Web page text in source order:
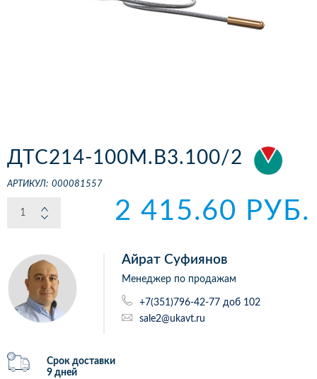
ДТС214-100М.В3.100/2
АРТИКУЛ: 000081557
2 415.60 РУБ.
Айрат Суфиянов
Менеджер по продажам
+7(351)796-42-77 доб 102
sale2@ukavt.ru
Срок доставки
9 дней